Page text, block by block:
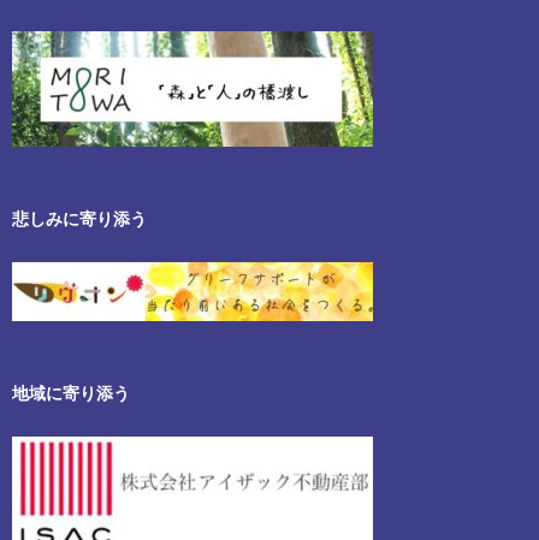
悲しみに寄り添う
地域に寄り添う